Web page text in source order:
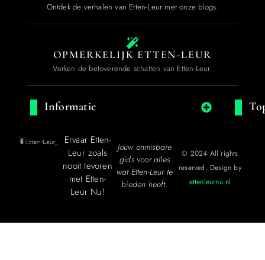
Ontdek de verhalen van Etten-Leur met onze blogs.
OPMERKELIJK ETTEN-LEUR
Verken de betoverende schatten van Etten-Leur.
Informatie
Ervaar Etten-
Leur zoals
nooit tevoren
met Etten-
Leur Nu!
Jouw onmisbare
gids voor alles
wat Etten-Leur te
bieden heeft.
© 2024 All rights
reserved. Design by
ettenleurnu.nl